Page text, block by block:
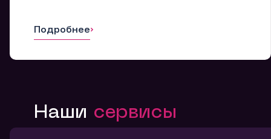
Подробнее
Наши сервисы